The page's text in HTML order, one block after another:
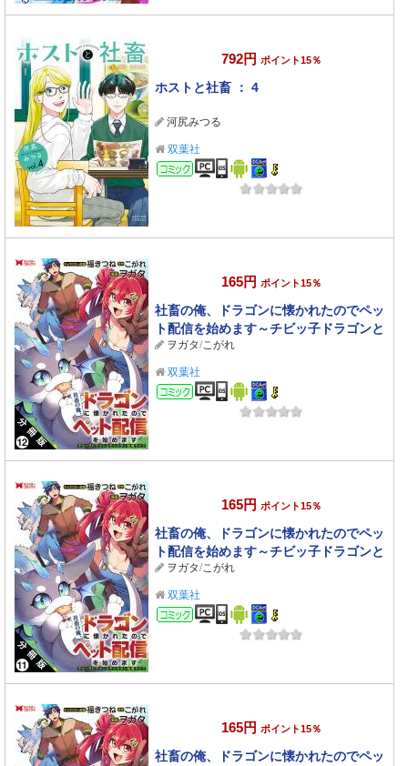
792円 ポイント15％
ホストと社畜 ： 4
河尻みつる
双葉社
コミック
165円 ポイント15％
社畜の俺、ドラゴンに懐かれたのでペッ
ト配信を始めます～チビッ子ドラゴンと
モンスター牧場ライフ～（コミック） 分
冊版 ： 12
ヲガタ/こがれ
双葉社
コミック
165円 ポイント15％
社畜の俺、ドラゴンに懐かれたのでペッ
ト配信を始めます～チビッ子ドラゴンと
モンスター牧場ライフ～（コミック） 分
冊版 ： 11
ヲガタ/こがれ
双葉社
コミック
165円 ポイント15％
社畜の俺、ドラゴンに懐かれたのでペッ